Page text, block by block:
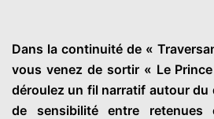
Dans la continuité de «
vous venez de sortir « Le
déroulez un fil narratif autour
de sensibilité entre retenues